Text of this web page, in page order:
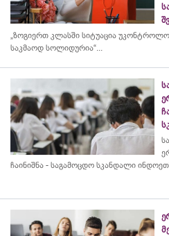
„ზოგიერთ კლასში სიტუაცია
საკმაოდ სოლიდურია“...
ჩაინიშნა - საგამოცდო სკანდალი